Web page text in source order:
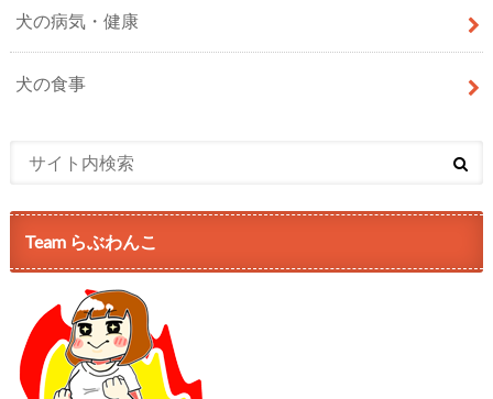
犬の病気・健康
犬の食事
Team らぶわんこ